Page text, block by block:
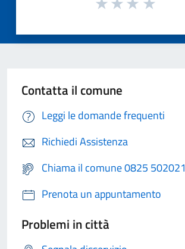
Contatta il comune
Leggi le domande frequenti
Richiedi Assistenza
Chiama il comune 0825 502021
Prenota un appuntamento
Problemi in città